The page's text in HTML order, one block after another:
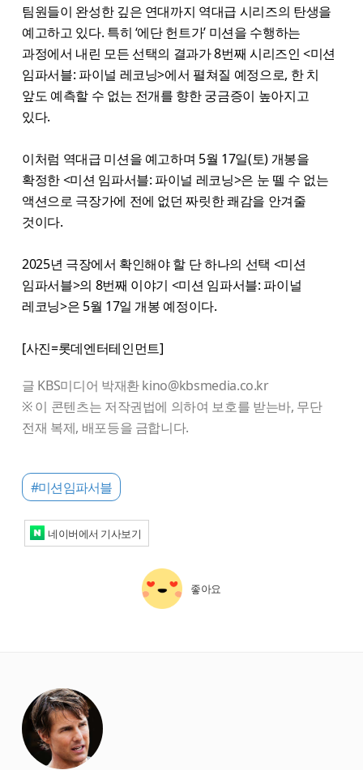
팀원들이 완성한 깊은 연대까지 역대급 시리즈의 탄생을
예고하고 있다. 특히 ‘에단 헌트가’ 미션을 수행하는
과정에서 내린 모든 선택의 결과가 8번째 시리즈인 <미션
임파서블: 파이널 레코닝>에서 펼쳐질 예정으로, 한 치
앞도 예측할 수 없는 전개를 향한 궁금증이 높아지고
있다.
이처럼 역대급 미션을 예고하며 5월 17일(토) 개봉을
확정한 <미션 임파서블: 파이널 레코닝>은 눈 뗄 수 없는
액션으로 극장가에 전에 없던 짜릿한 쾌감을 안겨줄
것이다.
2025년 극장에서 확인해야 할 단 하나의 선택 <미션
임파서블>의 8번째 이야기 <미션 임파서블: 파이널
레코닝>은 5월 17일 개봉 예정이다.
[사진=롯데엔터테인먼트]
글 KBS미디어 박재환 kino@kbsmedia.co.kr
※ 이 콘텐츠는 저작권법에 의하여 보호를 받는바, 무단
전재 복제, 배포등을 금합니다.
#미션임파서블
네이버에서 기사보기
좋아요